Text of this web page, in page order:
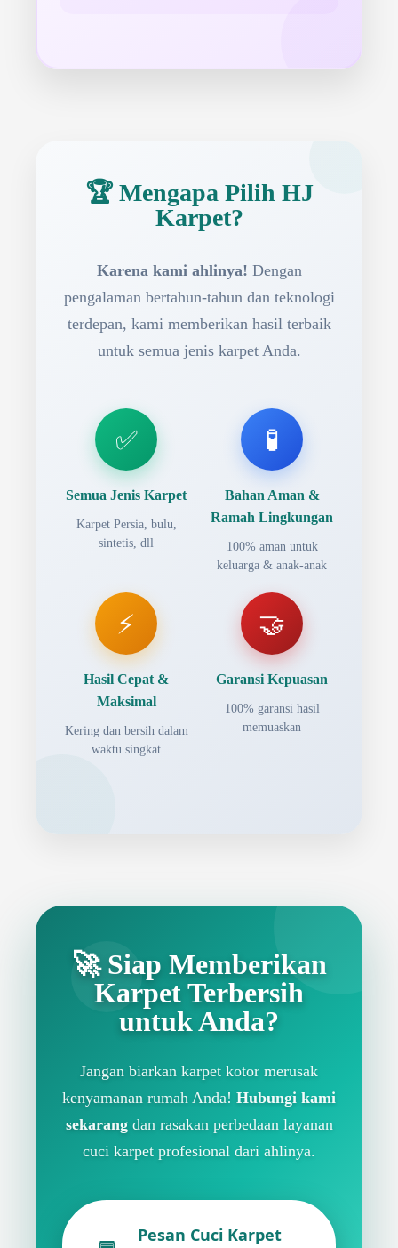
🏆 Mengapa Pilih HJ
Karpet?
Karena kami ahlinya! Dengan
pengalaman bertahun-tahun dan teknologi
terdepan, kami memberikan hasil terbaik
untuk semua jenis karpet Anda.
✅
Semua Jenis Karpet
Karpet Persia, bulu,
sintetis, dll
🧪
Bahan Aman &
Ramah Lingkungan
100% aman untuk
keluarga & anak-anak
⚡
Hasil Cepat &
Maksimal
Kering dan bersih dalam
waktu singkat
🤝
Garansi Kepuasan
100% garansi hasil
memuaskan
🚀 Siap Memberikan
Karpet Terbersih
untuk Anda?
Jangan biarkan karpet kotor merusak
kenyamanan rumah Anda! Hubungi kami
sekarangdan rasakan perbedaan layanan
cuci karpet profesional dari ahlinya.
Pesan Cuci Karpet